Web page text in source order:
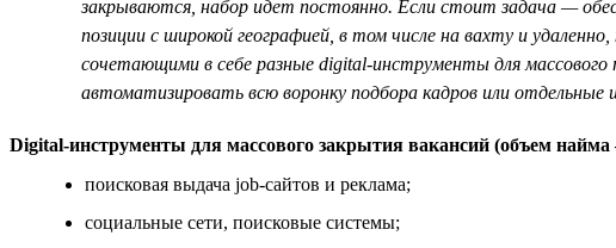
закрываются, набор идет постоянно. Если стоит задача —
позиции с широкой географией, в том числе на вахту и
сочетающими в себе разные digital-инструменты для
автоматизировать всю воронку подбора кадров или
Digital-инструменты для массового закрытия вакансий (объем
поисковая выдача job-сайтов и реклама;
социальные сети, поисковые системы;